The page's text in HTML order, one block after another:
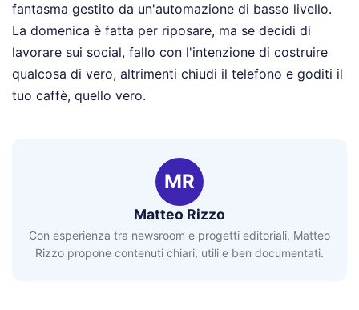
fantasma gestito da un'automazione di basso livello.
La domenica è fatta per riposare, ma se decidi di
lavorare sui social, fallo con l'intenzione di costruire
qualcosa di vero, altrimenti chiudi il telefono e goditi il
tuo caffè, quello vero.
MR
Matteo Rizzo
Con esperienza tra newsroom e progetti editoriali, Matteo
Rizzo propone contenuti chiari, utili e ben documentati.